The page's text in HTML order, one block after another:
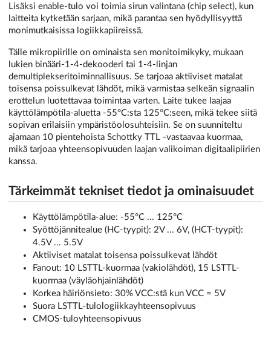
Lisäksi enable-tulo voi toimia sirun valintana (chip select), kun
laitteita kytketään sarjaan, mikä parantaa sen hyödyllisyyttä
monimutkaisissa logiikkapiireissä.
Tälle mikropiirille on ominaista sen monitoimikyky, mukaan
lukien binääri-1-4-dekooderi tai 1-4-linjan
demultiplekseritoiminnallisuus. Se tarjoaa aktiiviset matalat
toisensa poissulkevat lähdöt, mikä varmistaa selkeän signaalin
erottelun luotettavaa toimintaa varten. Laite tukee laajaa
käyttölämpötila-aluetta -55°C:sta 125°C:seen, mikä tekee siitä
sopivan erilaisiin ympäristöolosuhteisiin. Se on suunniteltu
ajamaan 10 pientehoista Schottky TTL -vastaavaa kuormaa,
mikä tarjoaa yhteensopivuuden laajan valikoiman digitaalipiirien
kanssa.
Tärkeimmät tekniset tiedot ja ominaisuudet
Käyttölämpötila-alue: -55°C ... 125°C
Syöttöjännitealue (HC-tyypit): 2V ... 6V, (HCT-tyypit):
4.5V ... 5.5V
Aktiiviset matalat toisensa poissulkevat lähdöt
Fanout: 10 LSTTL-kuormaa (vakiolähdöt), 15 LSTTL-
kuormaa (väyläohjainlähdöt)
Korkea häiriönsieto: 30% VCC:stä kun VCC = 5V
Suora LSTTL-tulologiikkayhteensopivuus
CMOS-tuloyhteensopivuus